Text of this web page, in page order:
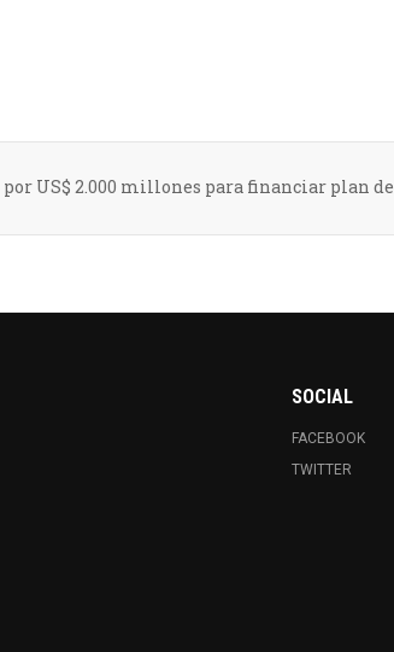
US$ 2.000 millones para financiar plan de
SOCIAL
FACEBOOK
TWITTER